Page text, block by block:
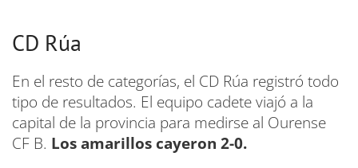
CD Rúa
En el resto de categorías, el CD Rúa registró todo
tipo de resultados. El equipo cadete viajó a la
capital de la provincia para medirse al Ourense
CF B. Los amarillos cayeron 2-0.